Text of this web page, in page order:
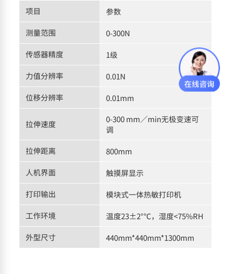
项目
参数
测量范围
0-300N
传感器精度
1级
力值分辨率
0.01N
位移分辨率
0.01mm
拉伸速度
0-300 mm／min无极变速可
调
拉伸距离
800mm
人机界面
触摸屏显示
打印输出
模块式一体热敏打印机
工作环境
温度23±2°℃，湿度<75%RH
外型尺寸
440mm*440mm*1300mm